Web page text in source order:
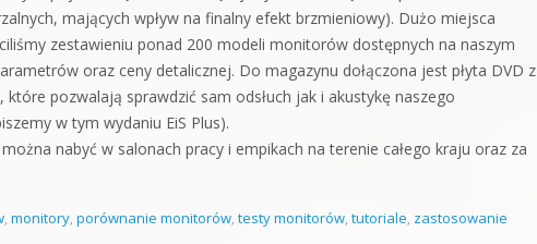
mających wpływ na finalny efekt brzmieniowy). Dużo miejsca
zestawieniu ponad 200 modeli monitorów dostępnych na naszym
oraz ceny detalicznej. Do magazynu dołączona jest płyta DVD z
pozwalają sprawdzić sam odsłuch jak i akustykę naszego
w tym wydaniu EiS Plus).
nabyć w salonach pracy i empikach na terenie całego kraju oraz za
, monitory, porównanie monitorów, testy monitorów, tutoriale, zastosowanie